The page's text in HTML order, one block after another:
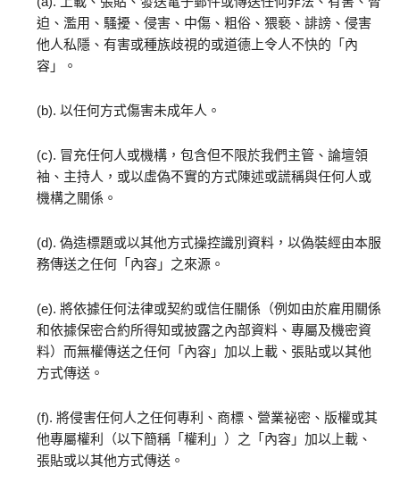
迫、濫用、騷擾、侵害、中傷、粗俗、猥褻、誹謗、侵害
他人私隱、有害或種族歧視的或道德上令人不快的「內
容」。
(b). 以任何方式傷害未成年人。
(c). 冒充任何人或機構，包含但不限於我們主管、論壇領
袖、主持人，或以虛偽不實的方式陳述或謊稱與任何人或
機構之關係。
(d). 偽造標題或以其他方式操控識別資料，以偽裝經由本服
務傳送之任何「內容」之來源。
(e). 將依據任何法律或契約或信任關係（例如由於雇用關係
和依據保密合約所得知或披露之內部資料、專屬及機密資
料）而無權傳送之任何「內容」加以上載、張貼或以其他
方式傳送。
(f). 將侵害任何人之任何專利、商標、營業祕密、版權或其
他專屬權利（以下簡稱「權利」）之「內容」加以上載、
張貼或以其他方式傳送。